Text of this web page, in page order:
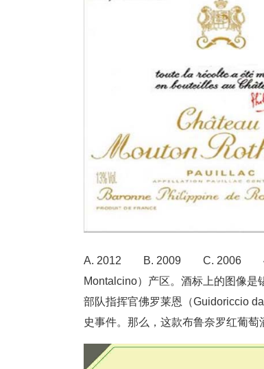
A. 2012 B. 2009 C. 2006 4. 以
Montalcino）产区。酒标上的图像是
部队指挥官佛罗莱恩（Guidoriccio
史事件。那么，这款布鲁奈罗红葡萄